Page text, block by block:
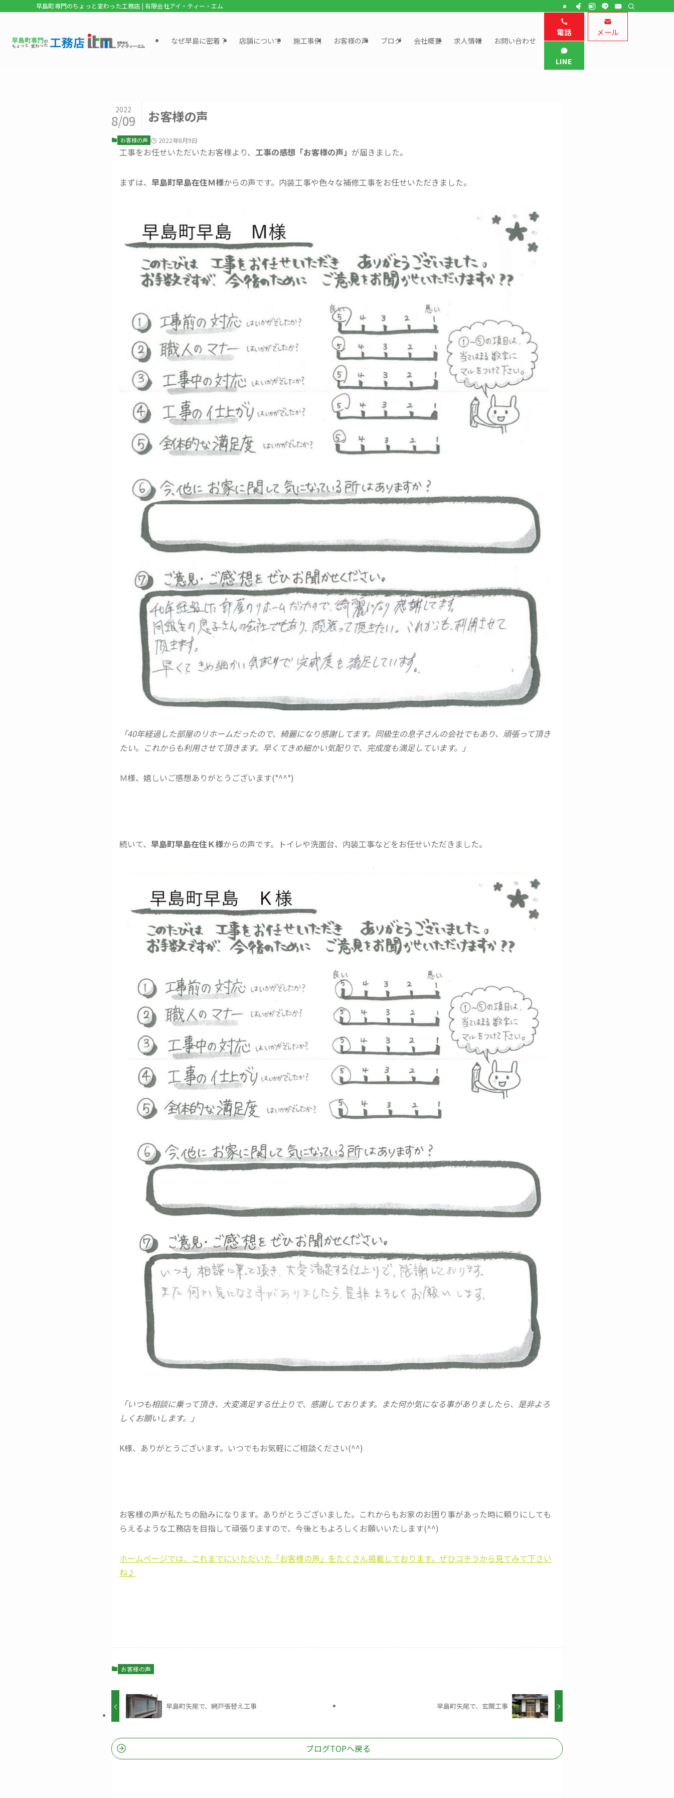
早島町専門のちょっと変わった工務店 | 有限会社アイ・ティー・エム
なぜ早島に密着？ 店舗について 施工事例 お客様の声 ブログ 会社概要 求人情報 お問い合わせ
電話 メール
LINE
お客様の声
2022
8/09
お客様の声 2022年8月9日
工事をお任せいただいたお客様より、 工事の感想「お客様の声」 が届きました。
まずは、 早島町早島在住Ｍ様からの声です。内装工事や色々な補修工事をお任せいただきました。
「40年経過した部屋のリホームだったので、綺麗になり感謝してます。同級生の息子さんの会社でもあり、頑張って頂き
たい。これからも利用させて頂きます。早くてきめ細かい気配りで、完成度も満足しています。」
Ｍ様、嬉しいご感想ありがとうございます(*^^*)
続いて、 早島町早島在住Ｋ様からの声です。トイレや洗面台、内装工事などをお任せいただきました。
「いつも相談に乗って頂き、大変満足する仕上りで、感謝しております。また何か気になる事がありましたら、是非よろ
しくお願いします。」
K様、ありがとうございます。いつでもお気軽にご相談ください(^^)
お客様の声が私たちの励みになります。ありがとうございました。これからもお家のお困り事があった時に頼りにしても
らえるような工務店を目指して頑張りますので、今後ともよろしくお願いいたします(^^)
ホームページでは、これまでにいただいた「お客様の声」をたくさん掲載しております。ぜひコチラから見てみて下さい
ね♪
お客様の声
早島町矢尾で、網戸張替え工事 早島町矢尾で、玄関工事
ブログTOPへ戻る